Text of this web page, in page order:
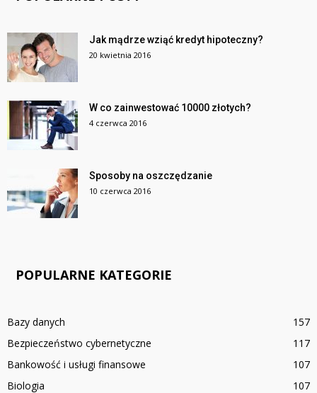
Jak mądrze wziąć kredyt hipoteczny?
20 kwietnia 2016
W co zainwestować 10000 złotych?
4 czerwca 2016
Sposoby na oszczędzanie
10 czerwca 2016
POPULARNE KATEGORIE
Bazy danych
157
Bezpieczeństwo cybernetyczne
117
Bankowość i usługi finansowe
107
Biologia
107